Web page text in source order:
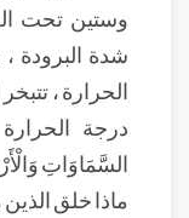
وستين تحت
شدة البرودة
الحرارة ،
درجة
السَّمَاوَاتِ
ماذا خلق